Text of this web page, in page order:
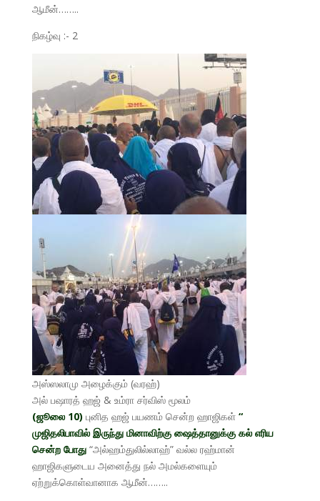
ஆமீன்……..
நிகழ்வு :- 2
அஸ்ஸலாமு அழைக்கும் (வரஹ்)
அல் பஷாரத் ஹஜ் & உம்ரா சர்விஸ் மூலம்
(ஜூலை 10) புனித ஹஜ் பயணம் சென்ற ஹாஜிகள் “
முஜிதலிபாவில் இருந்து மினாவிற்கு ஷைத்தானுக்கு கல் எரிய
சென்ற போது“அல்ஹம்துலில்லாஹ்” வல்ல ரஹ்மான்
ஹாஜிகளுடைய அனைத்து நல் அமல்களையும்
ஏற்றுக்கொள்வானாக ஆமீன்……..